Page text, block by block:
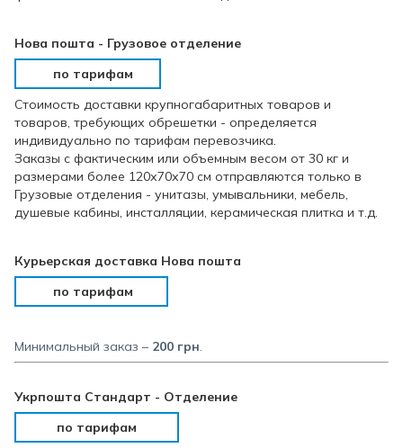
Нова пошта - Грузовое отделение
по тарифам
Стоимость доставки крупногабаритных товаров и
товаров, требующих обрешетки - определяется
индивидуально по тарифам перевозчика.
Заказы с фактическим или объемным весом от 30 кг и
размерами более 120х70х70 см отправляются только в
Грузовые отделения - унитазы, умывальники, мебель,
душевые кабины, инсталляции, керамическая плитка и т.д.
Курьерская доставка Нова пошта
по тарифам
Минимальный заказ – 200 грн.
Укрпошта Стандарт - Отделение
по тарифам